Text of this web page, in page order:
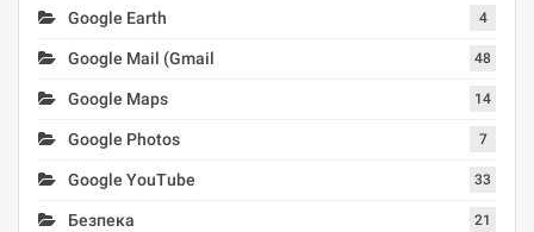
Google Earth 4
Google Mail (Gmail 48
Google Maps 14
Google Photos 7
Google YouTube 33
Безпека 21